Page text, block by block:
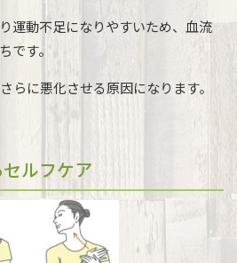
運動不足になりやすいため、血流
です。
らに悪化させる原因になります。
ルフケア